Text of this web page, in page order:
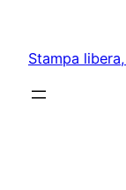
content
Stampa